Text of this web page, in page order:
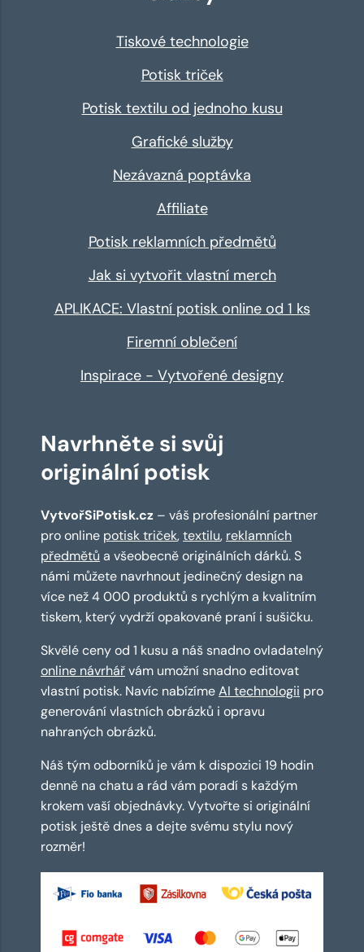
Tiskové technologie
Potisk triček
Potisk textilu od jednoho kusu
Grafické služby
Nezávazná poptávka
Affiliate
Potisk reklamních předmětů
Jak si vytvořit vlastní merch
APLIKACE: Vlastní potisk online od 1 ks
Firemní oblečení
Inspirace - Vytvořené designy
Navrhněte si svůj
originální potisk
VytvořSiPotisk.cz – váš profesionální partner
pro online potisk triček,textilu, reklamních
předmětů a všeobecně originálních dárků. S
námi můžete navrhnout jedinečný design na
více než 4 000 produktů s rychlým a kvalitním
tiskem, který vydrží opakované praní i sušičku.
Skvělé ceny od 1 kusu a náš snadno ovladatelný
online návrhářvám umožní snadno editovat
vlastní potisk. Navíc nabízímeAI technologii pro
generování vlastních obrázků i opravu
nahraných obrázků.
Náš tým odborníků je vám k dispozici 19 hodin
denně na chatu a rád vám poradí s každým
krokem vaší objednávky. Vytvořte si originální
potisk ještě dnes a dejte svému stylu nový
rozměr!